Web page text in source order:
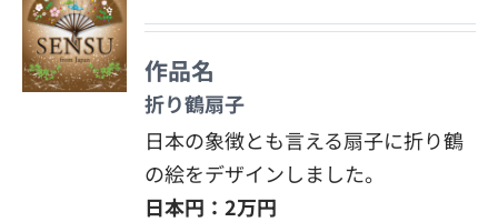
作品名
折り鶴扇子
日本の象徴とも言える扇子に折り鶴
の絵をデザインしました。
日本円：2万円